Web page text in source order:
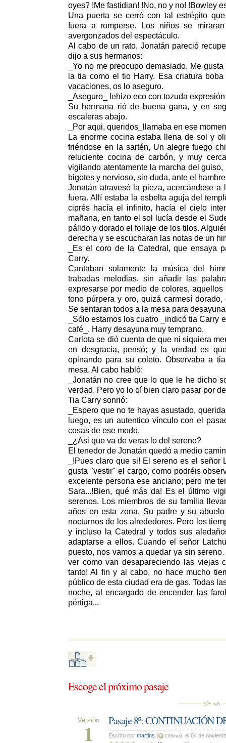
oyes? !Me fastidian! !No, no y no! !Bowley
Una puerta se cerró con tal estrépito
fuera a romperse. Los niños se
avergonzados del espectáculo.
Al cabo de un rato, Jonatán pareció
dijo a sus hermanos:
_Yo no me preocupo demasiado. Me
la tia como el tio Harry. Esa criatura
vacaciones, os lo aseguro.
_Aseguro_ lehizo eco con tozuda
Su hermana rió de buena gana, y en
escaleras abajo.
_Por aqui, queridos_llamaba en ese
La enorme cocina estaba llena de sol y
friéndose en la sartén, Un alegre fuego
reluciente cocina de carbón, y muy
vigilando atentamente la marcha del
bigotes y nervioso, sin duda, ante el
Jonatán atravesó la pieza, acercándose a
fuera. Allí estaba la esbelta aguja del
ciprés hacía el infinito, hacía el cielo
mañana, en tanto el sol lucía desde el
pálido y dorado el follaje de los tilos.
derecha y se escucharan las notas de un
_Es el coro de la Catedral, que ensaya
Carry.
Cantaban solamente la música del
trabadas melodias, sin añadir las
expresarse por medio de colores,
tono púrpera y oro, quizá carmesí
Se sentaran todos a la mesa para
_Sólo estamos los cuatro _indicó tia Carry
café_. Harry desayuna muy temprano.
Carlota se dió cuenta de que ni siquiera
en desgracia, pensó; y la verdad es
opinando para su coleto. Observaba a
mesa. Al cabo habló:
_Jonatán no cree que lo que le he dicho
verdad. Pero yo lo oí bien claro pasar por
Tia Carry sonrió:
_Espero que no te hayas asustado,
luego, es un autentico vínculo con el
cosas de ese modo.
_¿Asi que va de veras lo del sereno?
El tenedor de Jonatán quedó a medio
_!Pues claro que si! El sereno es el señor
gusta "vestir" el cargo, como podréis
excelente persona ese anciano; pero me
Sara...!Bien, qué más da! Es el último
serenos. Los miembros de su família
años en esta zona. Su padre y su
nocturnos de los alrededores. Pero los
y incluso la Catedral y todos sus
adaptarse a ellos. Cuando el señor
puesto, nos vamos a quedar ya sin
ver como van desapareciendo las viejas
tanto! Al fin y al cabo, no hace mucho
público de esta ciudad era de gas. Todas
noche, al encargado de encender las
pértiga...
Escoge el próximo pasaje
Versión
1 Pasaje 8º: CONTINUACIÓN
Escrito por martins ( Offline), el 04 de